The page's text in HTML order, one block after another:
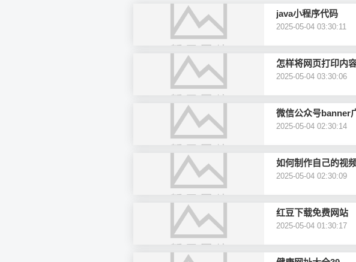
java小程序代码
2025-05-04 03:30:11
怎样将网页打印内
2025-05-04 03:30:06
微信公众号banner
2025-05-04 02:30:14
如何制作自己的视
2025-05-04 02:30:09
红豆下载免费网站
2025-05-04 01:30:17